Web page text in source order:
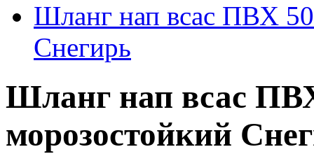
Шланг нап всас ПВХ
Снегирь
Шланг нап всас
морозостойкий